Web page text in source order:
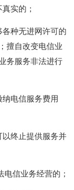
实的；
各种无进网许可的
擅自改变电信业
务服务非法进行
纳电信服务费用
终止提供服务并
电信业务经营的；